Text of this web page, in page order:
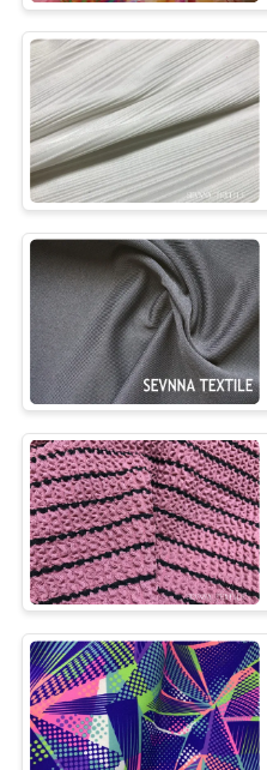
हमारे
बारे
कारखाना
भ्रमण
गुणवत्ता
नियंत्रण
संपर्क
करें
समाचार
मामलों
साइटमैप
PRIVACY